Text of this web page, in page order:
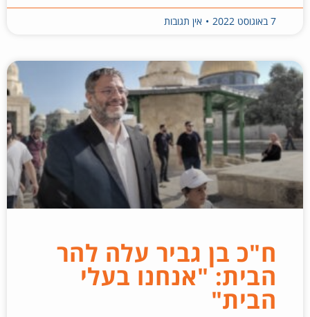
7 באוגוסט 2022 אין תגובות
ח"כ בן גביר עלה להר
הבית: "אנחנו בעלי
הבית"